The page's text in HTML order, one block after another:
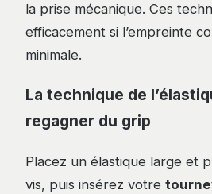
la prise mécanique. Ces
efficacement si l’empreinte
minimale.
La technique de
regagner du grip
Placez un élastique large et
vis, puis insérez votre